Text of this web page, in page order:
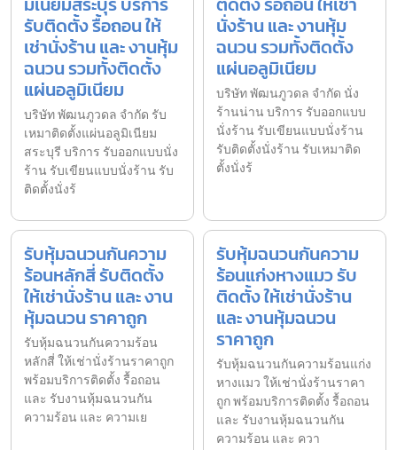
รับติดตั้ง รื้อถอน ให้
เช่านั่งร้าน และ งานหุ้ม
ฉนวน รวมทั้งติดตั้ง
แผ่นอลูมิเนียม
บริษัท พัฒนภูวดล จำกัด รับ
เหมาติดตั้งแผ่นอลูมิเนียม
สระบุรี บริการ รับออกแบบนั่ง
ร้าน รับเขียนแบบนั่งร้าน รับ
ติดตั้งนั่งร้
นั่งร้าน และ งานหุ้ม
ฉนวน รวมทั้งติดตั้ง
แผ่นอลูมิเนียม
บริษัท พัฒนภูวดล จำกัด นั่ง
ร้านน่าน บริการ รับออกแบบ
นั่งร้าน รับเขียนแบบนั่งร้าน
รับติดตั้งนั่งร้าน รับเหมาติด
ตั้งนั่งร้
รับหุ้มฉนวนกันความ
ร้อนหลักสี่ รับติดตั้ง
ให้เช่านั่งร้าน และ งาน
หุ้มฉนวน ราคาถูก
รับหุ้มฉนวนกันความร้อน
หลักสี่ ให้เช่านั่งร้านราคาถูก
พร้อมบริการติดตั้ง รื้อถอน
และ รับงานหุ้มฉนวนกัน
ความร้อน และ ความเย
รับหุ้มฉนวนกันความ
ร้อนแก่งหางแมว รับ
ติดตั้ง ให้เช่านั่งร้าน
และ งานหุ้มฉนวน
ราคาถูก
รับหุ้มฉนวนกันความร้อนแก่ง
หางแมว ให้เช่านั่งร้านราคา
ถูก พร้อมบริการติดตั้ง รื้อถอน
และ รับงานหุ้มฉนวนกัน
ความร้อน และ ควา